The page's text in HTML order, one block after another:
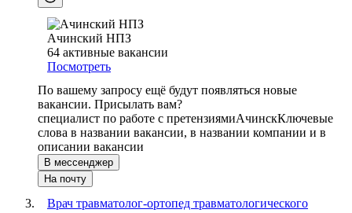
Ачинский НПЗ
64 активные вакансии
Посмотреть
По вашему запросу ещё будут появляться новые
вакансии. Присылать вам?
специалист по работе с претензиямиАчинскКлючевые
слова в названии вакансии, в названии компании и в
описании вакансии
В мессенджер
На почту
Врач травматолог-ортопед травматологического